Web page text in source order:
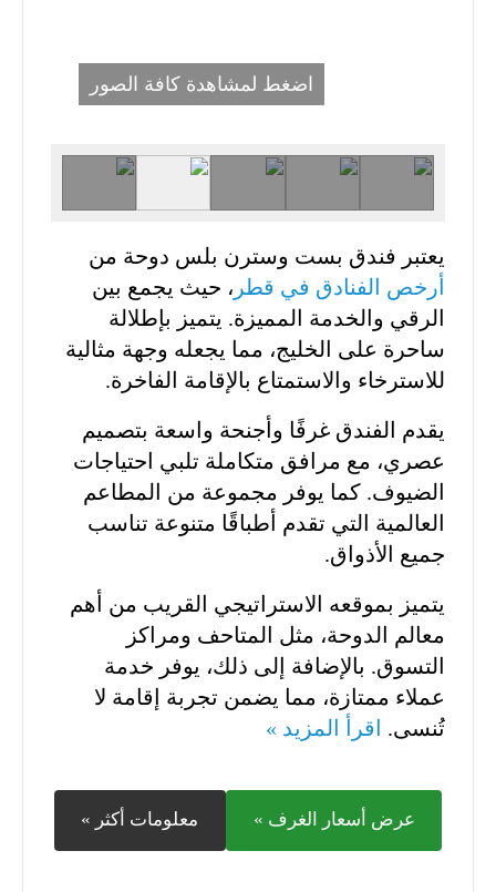
اضغط لمشاهدة كافة الصور
يعتبر فندق بست وسترن بلس دوحة من
أرخص الفنادق في قطر ، حيث يجمع بين
الرقي والخدمة المميزة. يتميز بإطلالة
ساحرة على الخليج، مما يجعله وجهة مثالية
للاسترخاء والاستمتاع بالإقامة الفاخرة.
يقدم الفندق غرفًا وأجنحة واسعة بتصميم
عصري، مع مرافق متكاملة تلبي احتياجات
الضيوف. كما يوفر مجموعة من المطاعم
العالمية التي تقدم أطباقًا متنوعة تناسب
جميع الأذواق.
يتميز بموقعه الاستراتيجي القريب من أهم
معالم الدوحة، مثل المتاحف ومراكز
التسوق. بالإضافة إلى ذلك، يوفر خدمة
عملاء ممتازة، مما يضمن تجربة إقامة لا
تُنسى.
اقرأ المزيد »
عرض أسعار الغرف » معلومات أكثر »